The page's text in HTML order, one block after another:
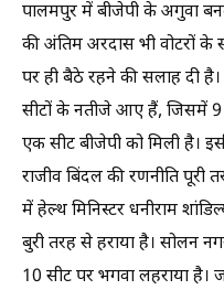
पालमपुर में बीजेपी के अगुवा
की अंतिम अरदास भी वोटरों के
पर ही बैठे रहने की सलाह दी
सीटों के नतीजे आए हैं, जिसमें 9
एक सीट बीजेपी को मिली है।
राजीव बिंदल की रणनीति
में हेल्थ मिनिस्टर धनीराम
बुरी तरह से हराया है। सोलन
10 सीट पर भगवा लहराया है।